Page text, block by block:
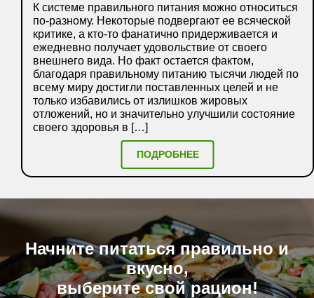
К системе правильного питания можно относиться
по-разному. Некоторые подвергают ее всяческой
критике, а кто-то фанатично придерживается и
ежедневно получает удовольствие от своего
внешнего вида. Но факт остается фактом,
благодаря правильному питанию тысячи людей по
всему миру достигли поставленных целей и не
только избавились от излишков жировых
отложений, но и значительно улучшили состояние
своего здоровья в […]
ПОДРОБНЕЕ
Начните питаться правильно и
вкусно,
выберите свой рацион!